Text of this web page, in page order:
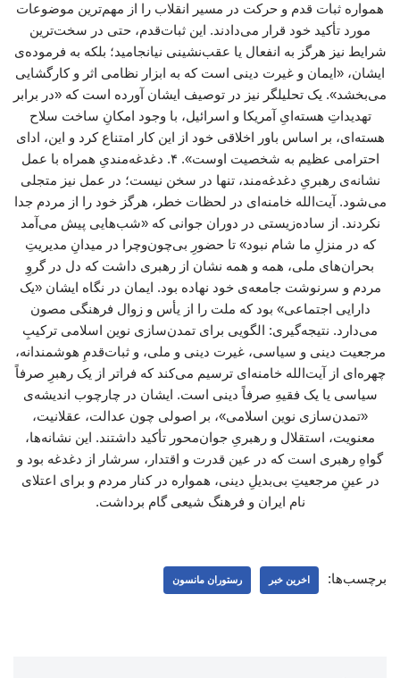
همواره ثبات قدم و حرکت در مسیر انقلاب را از مهم‌ترین موضوعات
مورد تأکید خود قرار می‌دادند. این ثبات‌قدم، حتی در سخت‌ترین
شرایط نیز هرگز به انفعال یا عقب‌نشینی نیانجامید؛ بلکه به فرموده‌ی
ایشان، «ایمان و غیرت دینی است که به ابزار نظامی اثر و کارگشایی
می‌بخشد». یک تحلیلگر نیز در توصیف ایشان آورده است که «در برابر
تهدیداتِ هسته‌ایِ آمریکا و اسرائیل، با وجود امکانِ ساخت سلاح
هسته‌ای، بر اساس باور اخلاقی خود از این کار امتناع کرد و این، ادای
احترامی عظیم به شخصیت اوست». ۴. دغدغه‌مندیِ همراه با عمل
نشانه‌ی رهبریِ دغدغه‌مند، تنها در سخن نیست؛ در عمل نیز متجلی
می‌شود. آیت‌الله خامنه‌ای در لحظات خطر، هرگز خود را از مردم جدا
نکردند. از ساده‌زیستی در دوران جوانی که «شب‌هایی پیش می‌آمد
که در منزلِ ما شام نبود» تا حضورِ بی‌چون‌وچرا در میدانِ مدیریتِ
بحران‌های ملی، همه و همه نشان از رهبری داشت که دل در گروِ
مردم و سرنوشت جامعه‌ی خود نهاده بود. ایمان در نگاه ایشان «یک
دارایی اجتماعی» بود که ملت را از یأس و زوال فرهنگی مصون
می‌دارد. نتیجه‌گیری: الگویی برای تمدن‌سازی نوین اسلامی ترکیبِ
مرجعیت دینی و سیاسی، غیرت دینی و ملی، و ثبات‌قدمِ هوشمندانه،
چهره‌ای از آیت‌الله خامنه‌ای ترسیم می‌کند که فراتر از یک رهبرِ صرفاً
سیاسی یا یک فقیهِ صرفاً دینی است. ایشان در چارچوب اندیشه‌ی
«تمدن‌سازی نوین اسلامی»، بر اصولی چون عدالت، عقلانیت،
معنویت، استقلال و رهبریِ جوان‌محور تأکید داشتند. این نشانه‌ها،
گواهِ رهبری است که در عین قدرت و اقتدار، سرشار از دغدغه بود و
در عینِ مرجعیتِ بی‌بدیلِ دینی، همواره در کنار مردم و برای اعتلای
نام ایران و فرهنگ شیعی گام برداشت.
برچسب‌ها: اخرین خبر رستوران مانسون